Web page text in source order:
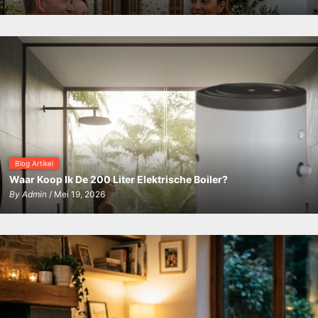
Blog Artikel
Waar Koop Ik De 200 Liter Elektrische Boiler?
By Admin/ Mei 19, 2026